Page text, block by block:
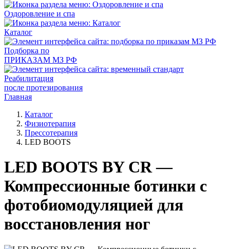
Оздоровление и спа
Каталог
Подборка по
ПРИКАЗАМ МЗ РФ
Реабилитация
после протезирования
Главная
Каталог
Физиотерапия
Прессотерапия
LED BOOTS
LED BOOTS BY CR —
Компрессионные ботинки с
фотобиомодуляцией для
восстановления ног